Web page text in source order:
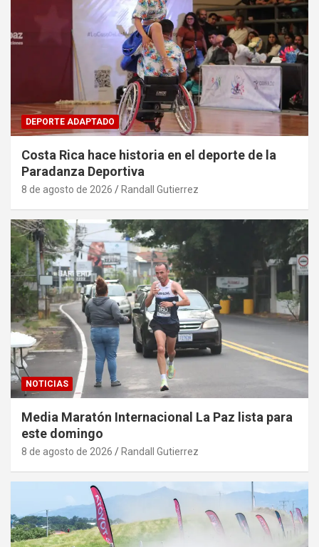
DEPORTE ADAPTADO
Costa Rica hace historia en el deporte de la
Paradanza Deportiva
8 de agosto de 2026 Randall Gutierrez
NOTICIAS
Media Maratón Internacional La Paz lista para
este domingo
8 de agosto de 2026 Randall Gutierrez